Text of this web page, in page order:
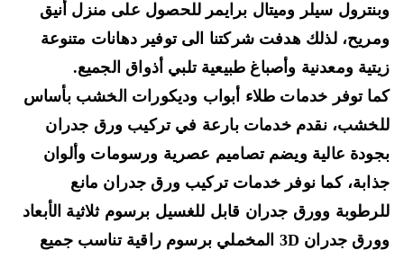
في
تركيب
الحمامات
وسيراميك
الباركيه
بنترول سيلر وميتال برايمر للحصول على منزل أنيق
لذلك هدفت شركتنا الى توفير دهانات متنوعة
ومعدنية وأصباغ طبيعيةتلبي أذواق الجميع.
توفر خدماتطلاء أبواب وديكورات الخشب بأساس
، نقدم خدمات بارعة في تركيب ورق جدران
عالية ويضم تصاميم عصرية ورسومات وألوان
كما نوفر خدمات تركيب ورقجدران مانع
وورق جدران قابل للغسيلبرسوم ثلاثية الأبعاد
وورق جدران 3D المخملي برسوم راقية تناسب جميع